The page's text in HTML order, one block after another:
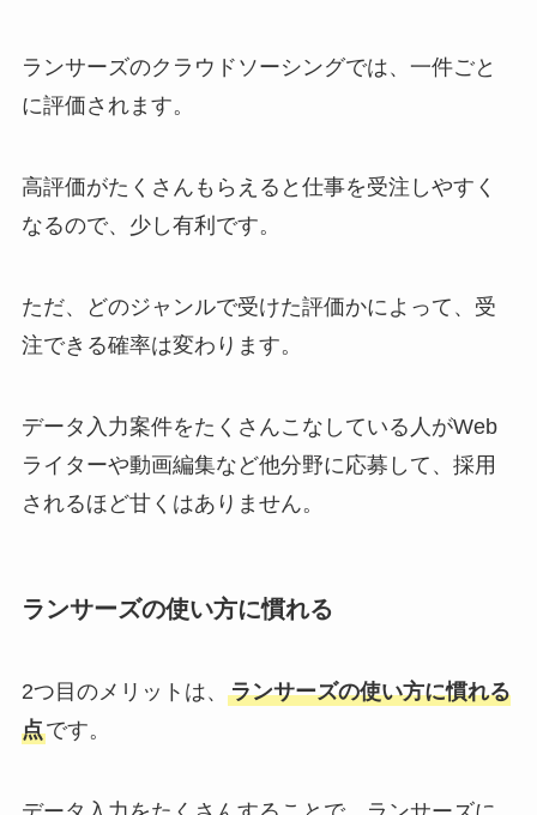
ランサーズのクラウドソーシングでは、一件ごと
に評価されます。
高評価がたくさんもらえると仕事を受注しやすく
なるので、少し有利です。
ただ、どのジャンルで受けた評価かによって、受
注できる確率は変わります。
データ入力案件をたくさんこなしている人がWeb
ライターや動画編集など他分野に応募して、採用
されるほど甘くはありません。
ランサーズの使い方に慣れる
2つ目のメリットは、 ランサーズの使い方に慣れる
点です。